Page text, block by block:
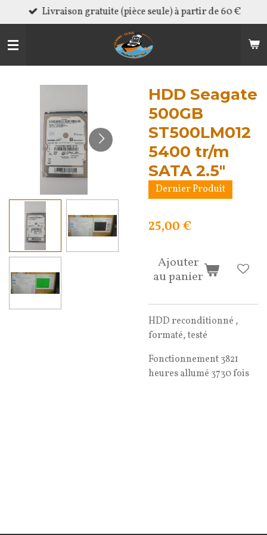
Passer
au
contenu
Livraison gratuite (pièce seule) à partir de 60 €
HDD Seagate
500GB
ST500LM012
5400 tr/m
SATA 2.5"
Dernier Produit
25,00 €
Ajouter
au panier
HDD reconditionné ,
formaté, testé
Fonctionnement 3821
heures allumé 3730 fois